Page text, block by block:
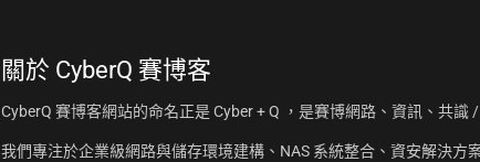
關於 CyberQ 賽博客
CyberQ 賽博客網站的命名正是 Cyber + Q ，是賽博網路、資訊、共識
我們專注於企業級網路與儲存環境建構、NAS 系統整合、資安解決方